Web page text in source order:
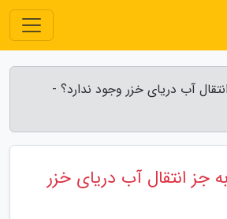
آب دریای خزر وجود ندارد؟ -
جز انتقال آب دریای خزر